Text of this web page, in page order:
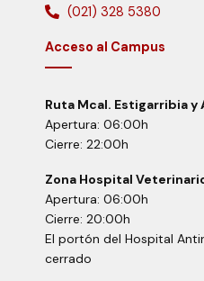
(021) 328 5380
Acceso al Campus
Ruta Mcal. Estigarribia y
Apertura: 06:00h
Cierre: 22:00h
Zona Hospital
Apertura: 06:00h
Cierre: 20:00h
El portón del Hospital
cerrado